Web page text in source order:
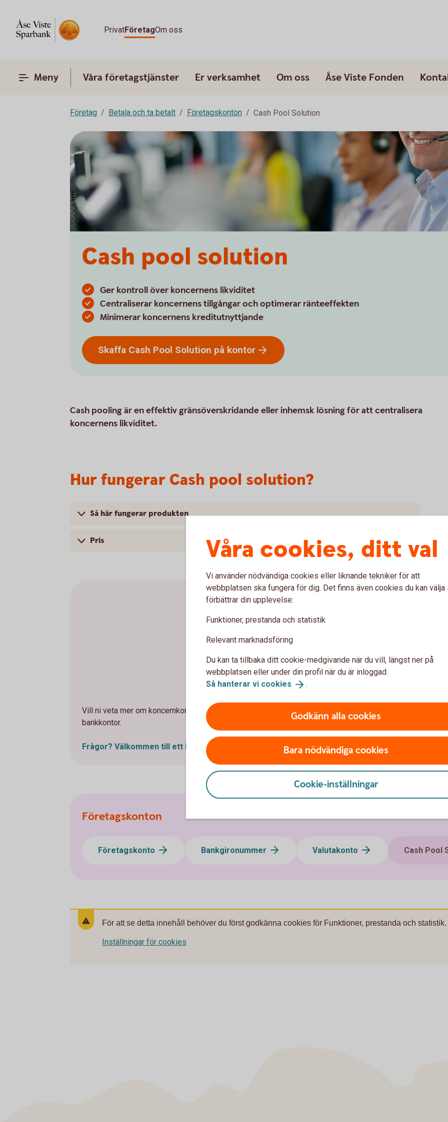
PrivatFöretagOm oss
Meny Våra företagstjänster Er verksamhet Om oss Åse Viste Fonden
Företag Betala och ta betalt Företagskonton Cash Pool Solution
Cash pool solution
Ger kontroll över koncernens likviditet
Centraliserar koncernens tillgångar och optimerar ränteeffekten
Minimerar koncernens kreditutnyttjande
Skaffa Cash Pool Solution på kontor
Cash pooling är en effektiv gränsöverskridande eller inhemsk lösning för att centralisera
koncernens likviditet.
Hur fungerar Cash pool solution?
Så här fungerar produkten
Pris
Frågor?
Vill ni veta mer om koncernkonto? Välkommen att kontakta er kundansvarige eller ett
bankkontor.
Frågor? Välkommen till ett kontor
Företagskonton
Företagskonto Bankgironummer Valutakonto Cash Pool
För att se detta innehåll behöver du först godkänna cookies för Funktioner, prestanda och statistik.
Inställningar för cookies
Våra cookies, ditt val
Vi använder nödvändiga cookies eller liknande tekniker för att
webbplatsen ska fungera för dig. Det finns även cookies du kan välja
förbättrar din upplevelse:
Funktioner, prestanda och statistik
Relevant marknadsföring
Du kan ta tillbaka ditt cookie-medgivande när du vill, längst ner på
webbplatsen eller under din profil när du är inloggad.
Så hanterar vi cookies .
Godkänn alla cookies
Bara nödvändiga cookies
Cookie-inställningar